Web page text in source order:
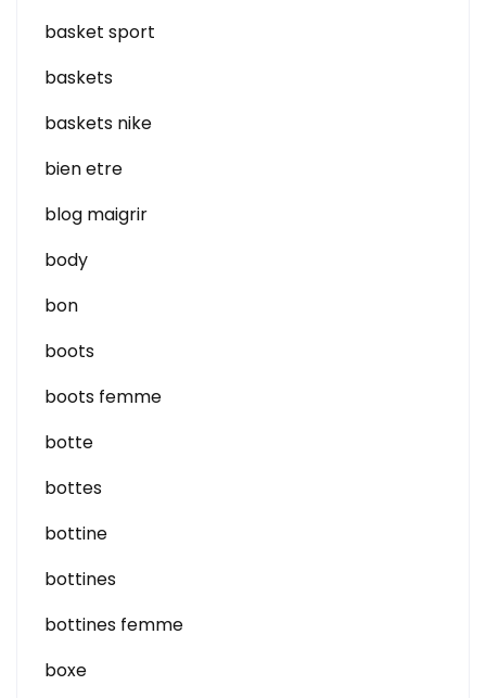
basket sport
baskets
baskets nike
bien etre
blog maigrir
body
bon
boots
boots femme
botte
bottes
bottine
bottines
bottines femme
boxe